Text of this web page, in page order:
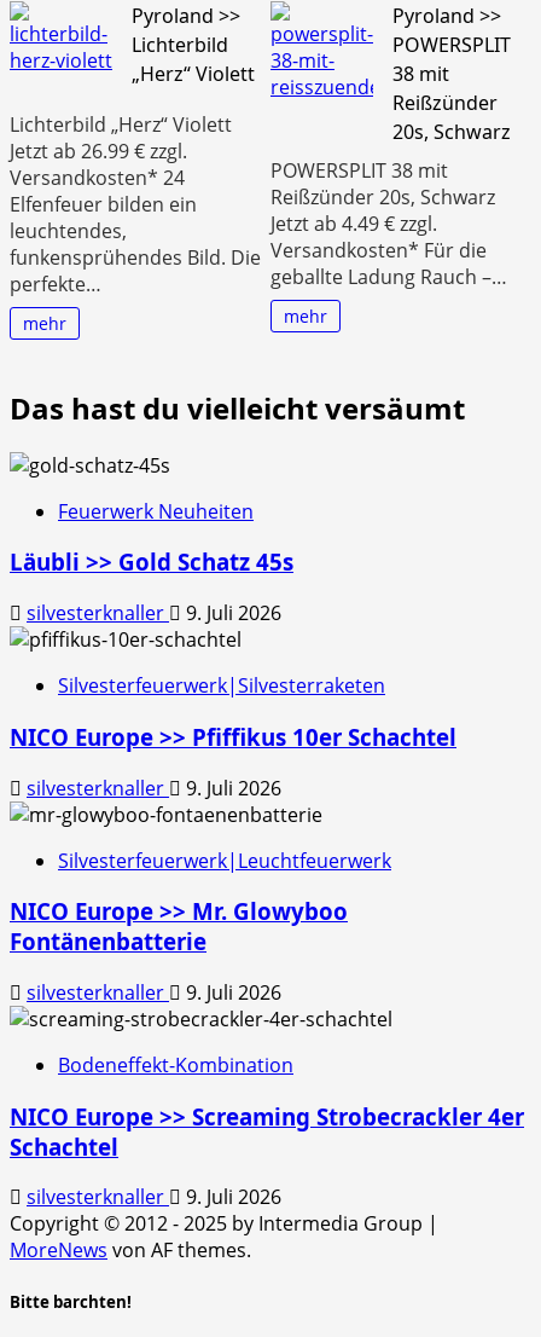
Pyroland >>
Lichterbild
„Herz“ Violett
Lichterbild „Herz“ Violett
Jetzt ab 26.99 € zzgl.
Versandkosten* 24
Elfenfeuer bilden ein
leuchtendes,
funkensprühendes Bild. Die
perfekte…
mehr
Pyroland >>
POWERSPLIT
38 mit
Reißzünder
20s, Schwarz
POWERSPLIT 38 mit
Reißzünder 20s, Schwarz
Jetzt ab 4.49 € zzgl.
Versandkosten* Für die
geballte Ladung Rauch –…
mehr
Das hast du vielleicht versäumt
Feuerwerk Neuheiten
Läubli >> Gold Schatz 45s
silvesterknaller 9. Juli 2026
Silvesterfeuerwerk|Silvesterraketen
NICO Europe >> Pfiffikus 10er Schachtel
silvesterknaller 9. Juli 2026
Silvesterfeuerwerk|Leuchtfeuerwerk
NICO Europe >> Mr. Glowyboo
Fontänenbatterie
silvesterknaller 9. Juli 2026
Bodeneffekt-Kombination
NICO Europe >> Screaming Strobecrackler 4er
Schachtel
silvesterknaller
9. Juli 2026
Copyright © 2012 - 2025 by Intermedia Group |
MoreNews von AF themes.
Bitte barchten!